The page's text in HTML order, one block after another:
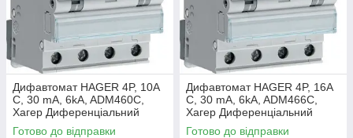
Дифавтомат HAGER 4P, 10A
C, 30 mA, 6kA, ADM460C,
Хагер Диференціальний
автоматичний вимикач, АВДТ
Готово до відправки
Дифавтомат HAGER 4P, 16A
C, 30 mA, 6kA, ADM466C,
Хагер Диференціальний
автоматичний вимикач, АВДТ
Готово до відправки